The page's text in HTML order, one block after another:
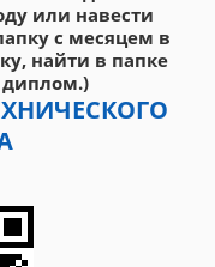
или навести
с месяцем в
найти в папке